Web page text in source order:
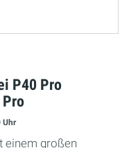
P40 Pro
Uhr
einem großen